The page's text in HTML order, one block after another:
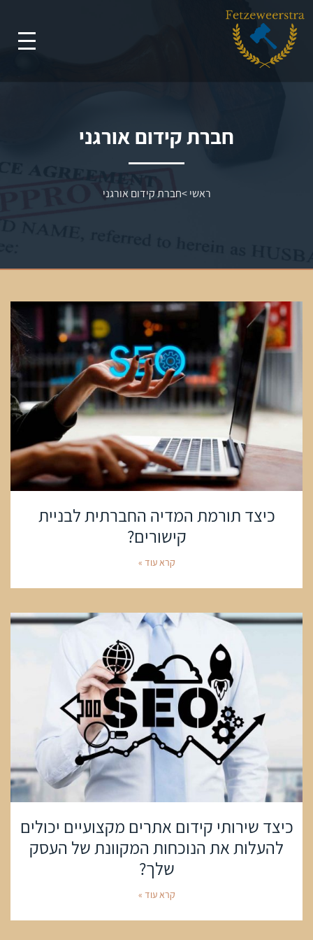
חברת קידום אורגני
ראשי>חברת קידום אורגני
כיצד תורמת המדיה החברתית לבניית
קישורים?
קרא עוד »
כיצד שירותי קידום אתרים מקצועיים יכולים
להעלות את הנוכחות המקוונת של העסק
שלך?
קרא עוד »